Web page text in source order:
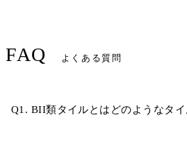
FAQ よくある質問
Q1. BII類タイルとはどのようなタイ